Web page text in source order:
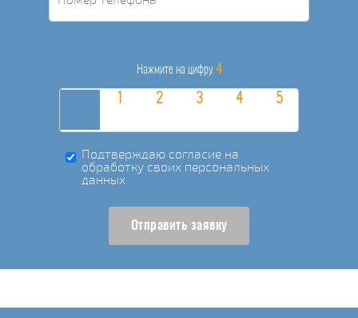
Нажмите на цифру 4
Подтверждаю согласие на
обработку своих персональных
данных
Отправить заявку